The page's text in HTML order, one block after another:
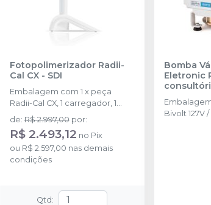
Fotopolimerizador Radii-
Cal CX- SDI
Embalagem com 1 x peça
Radii-Cal CX, 1 carregador, 1
pacote de tomada multi
regional, 5 filtros de luz
pequenos, 3 lentes
sobressalentes e 100 barreiras
de proteção.
de:R$ 2.997,00 por:
R$ 2.493,12 no Pix
ou R$ 2.597,00 nas demais
condições
Qtd :
Bomba
Eletronic
Bivolt 127V /